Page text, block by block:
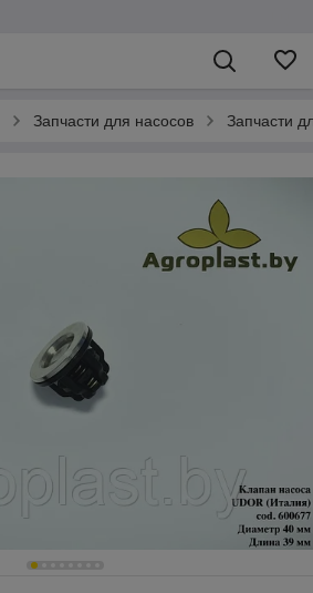
Запчасти для насосов Запчасти